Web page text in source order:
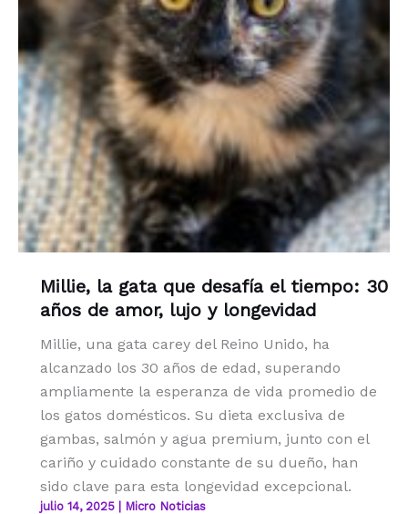
Millie, la gata que desafía el tiempo: 30
años de amor, lujo y longevidad
Millie, una gata carey del Reino Unido, ha
alcanzado los 30 años de edad, superando
ampliamente la esperanza de vida promedio de
los gatos domésticos. Su dieta exclusiva de
gambas, salmón y agua premium, junto con el
cariño y cuidado constante de su dueño, han
sido clave para esta longevidad excepcional.
julio 14, 2025 Micro Noticias